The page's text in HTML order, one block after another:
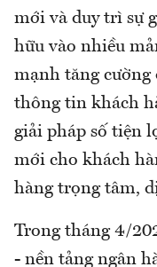
mới và duy trì sự
hữu vào nhiều
mạnh tăng cường
thông tin khách
giải pháp số tiện
mới cho khách
hàng trọng tâm,
Trong tháng 4/
- nền tảng ngân